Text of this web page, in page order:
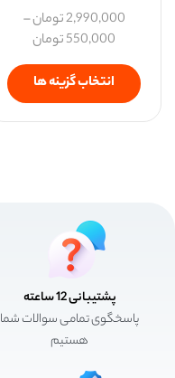
2,990,000تومان–
550,000تومان
انتخاب گزینه ها
پشتیبانی 12 ساعته
پاسخگوی تمامی سوالات شما
هستیم